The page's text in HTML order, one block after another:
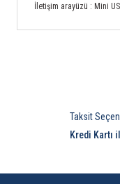
İletişim arayüzü : Mini
Taksit
Kredi Kartı